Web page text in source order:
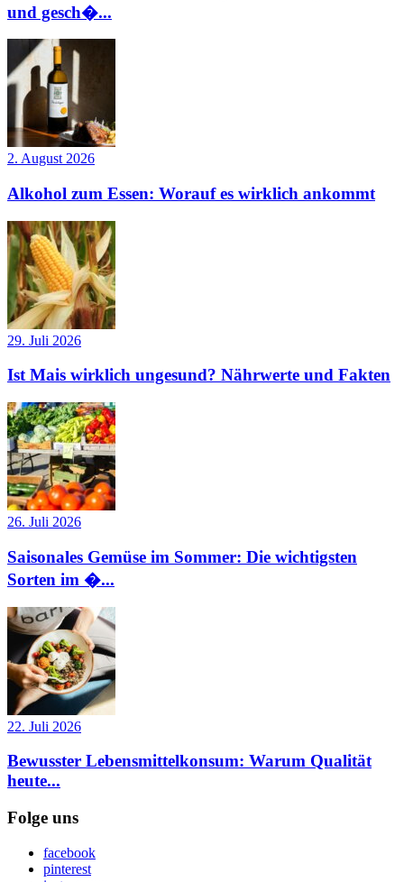
und gesch�...
2. August 2026
Alkohol zum Essen: Worauf es wirklich ankommt
29. Juli 2026
Ist Mais wirklich ungesund? Nährwerte und Fakten
26. Juli 2026
Saisonales Gemüse im Sommer: Die wichtigsten
Sorten im �...
22. Juli 2026
Bewusster Lebensmittelkonsum: Warum Qualität
heute...
Folge uns
facebook
pinterest